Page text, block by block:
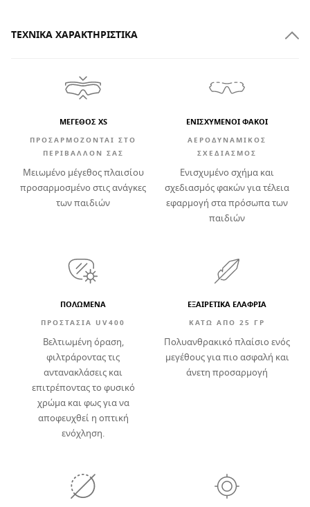
ΤΕΧΝΙΚΆ ΧΑΡΑΚΤΗΡΙΣΤΙΚΆ
ΜΕΓΕΘΟΣ XS
ΠΡΟΣΑΡΜΟΖΟΝΤΑΙ ΣΤΟ
ΠΕΡΙΒΑΛΛΟΝ ΣΑΣ
Μειωμένο μέγεθος πλαισίου
προσαρμοσμένο στις ανάγκες
των παιδιών
ΕΝΙΣΧΥΜΕΝΟΙ ΦΑΚΟΙ
ΑΕΡΟΔΥΝΑΜΙΚΟΣ
ΣΧΕΔΙΑΣΜΟΣ
Ενισχυμένο σχήμα και
σχεδιασμός φακών για τέλεια
εφαρμογή στα πρόσωπα των
παιδιών
ΠΟΛΩΜΕΝΑ
ΠΡΟΣΤΑΣΙΑ UV400
Βελτιωμένη όραση,
φιλτράροντας τις
αντανακλάσεις και
επιτρέποντας το φυσικό
χρώμα και φως για να
αποφευχθεί η οπτική
ενόχληση.
ΕΞΑΙΡΕΤΙΚΆ ΕΛΑΦΡΙΆ
ΚΆΤΩ ΑΠΌ 25 ΓΡ
Πολυανθρακικό πλαίσιο ενός
μεγέθους για πιο ασφαλή και
άνετη προσαρμογή